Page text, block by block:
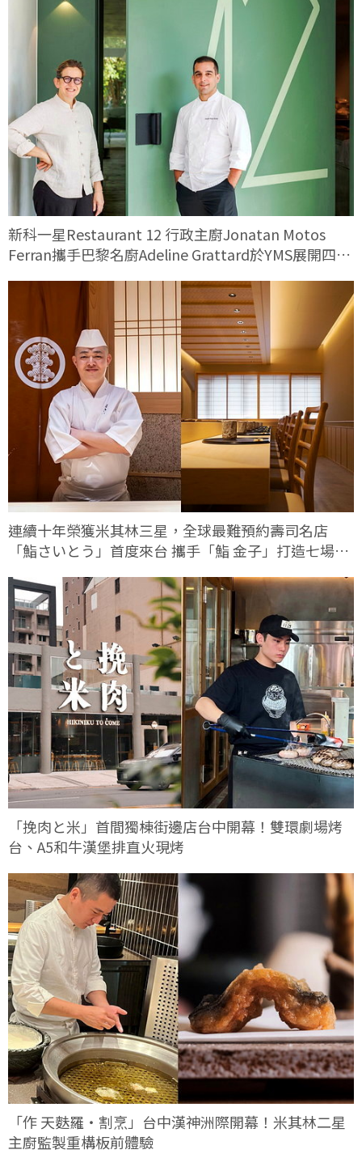
新科一星Restaurant 12 行政主廚Jonatan Motos
Ferran攜手巴黎名廚Adeline Grattard於YMS展開四手
連續十年榮獲米其林三星，全球最難預約壽司名店
「鮨さいとう」首度來台 攜手「鮨 金子」打造七場限
「挽肉と米」首間獨棟街邊店台中開幕！雙環劇場烤
台、A5和牛漢堡排直火現烤
「作 天麩羅・割烹」台中漢神洲際開幕！米其林二星
主廚監製重構板前體驗